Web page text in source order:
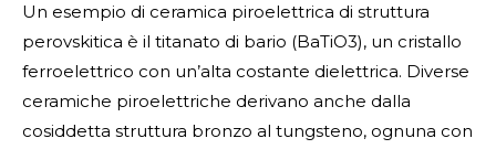
Un esempio di ceramica piroelettrica di struttura
perovskitica è il titanato di bario (BaTiO3), un cristallo
ferroelettrico con un’alta costante dielettrica. Diverse
ceramiche piroelettriche derivano anche dalla
cosiddetta struttura bronzo al tungsteno, ognuna con